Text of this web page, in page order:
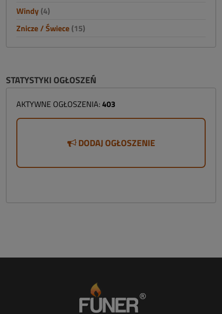
Windy (4)
Znicze / Świece (15)
STATYSTYKI OGŁOSZEŃ
AKTYWNE OGŁOSZENIA:403
DODAJ OGŁOSZENIE